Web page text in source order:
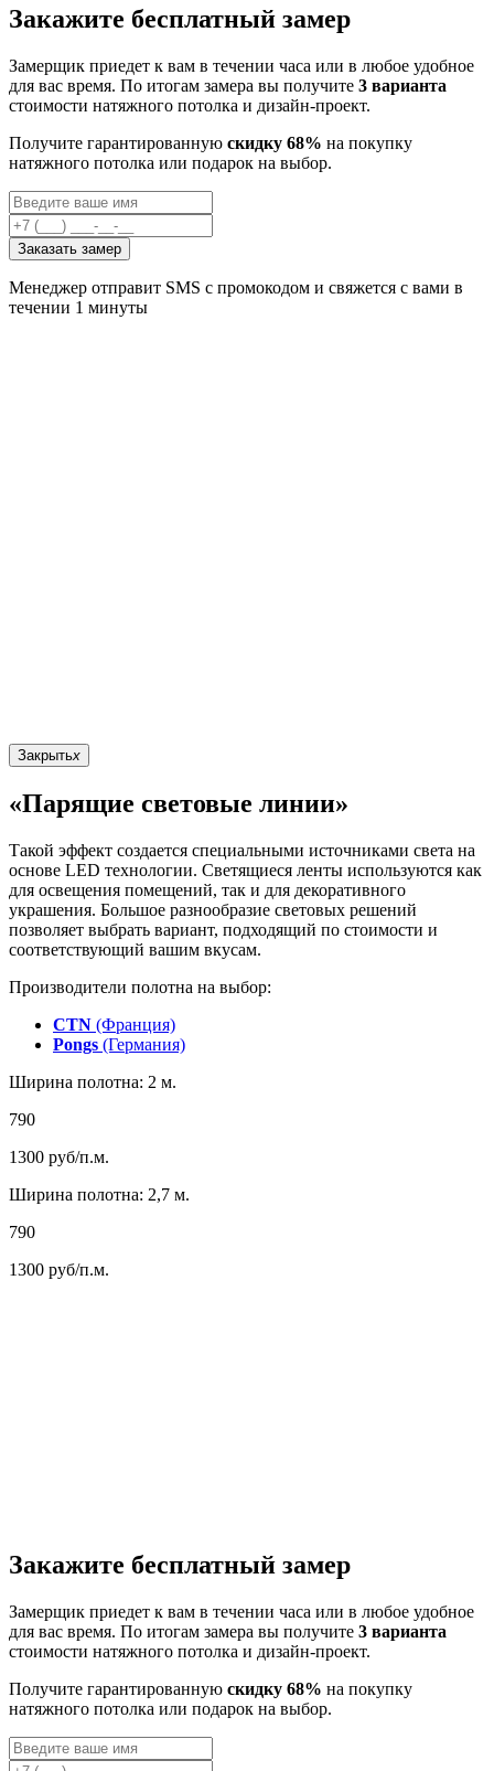
Закажите бесплатный замер
Замерщик приедет к вам в течении часа или в любое удобное
для вас время. По итогам замера вы получите 3 варианта
стоимости натяжного потолка и дизайн-проект.
Получите гарантированную скидку 68% на покупку
натяжного потолка или подарок на выбор.
Заказать замер
Менеджер отправит SMS с промокодом и свяжется с вами в
течении 1 минуты
Закрытьx
«Парящие световые линии»
Такой эффект создается специальными источниками света на
основе LED технологии. Светящиеся ленты используются как
для освещения помещений, так и для декоративного
украшения. Большое разнообразие световых решений
позволяет выбрать вариант, подходящий по стоимости и
соответствующий вашим вкусам.
Производители полотна на выбор:
CTN (Франция)
Pongs (Германия)
Ширина полотна: 2 м.
790
1300 руб/п.м.
Ширина полотна: 2,7 м.
790
1300 руб/п.м.
Закажите бесплатный замер
Замерщик приедет к вам в течении часа или в любое удобное
для вас время. По итогам замера вы получите 3 варианта
стоимости натяжного потолка и дизайн-проект.
Получите гарантированную скидку 68% на покупку
натяжного потолка или подарок на выбор.